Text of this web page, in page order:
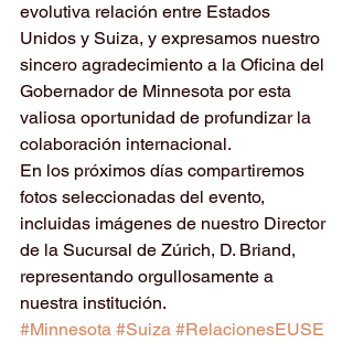
evolutiva relación entre Estados
Unidos y Suiza, y expresamos nuestro
sincero agradecimiento a la Oficina del
Gobernador de Minnesota por esta
valiosa oportunidad de profundizar la
colaboración internacional.
En los próximos días compartiremos
fotos seleccionadas del evento,
incluidas imágenes de nuestro Director
de la Sucursal de Zúrich, D. Briand,
representando orgullosamente a
nuestra institución.
#Minnesota #Suiza #RelacionesEUSE